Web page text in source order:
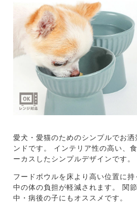
愛犬・愛猫のためのシンプルでお
ンドです。
インテリア性の高い、
ーカスしたシンプルデザインです。
フードボウルを床より高い位置に
中の体の負担が軽減されます。
関
中・病後の子にもオススメです。